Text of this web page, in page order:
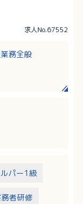
求人No.67552
務全般
パー1級
者研修